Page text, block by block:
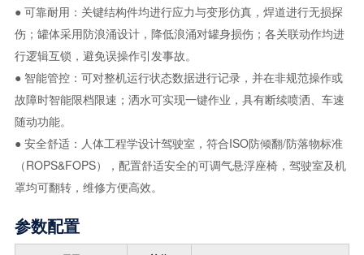
● 可靠耐用：关键结构件均进行应力与变形仿真，焊道进行无损探
伤；罐体采用防浪涌设计，降低浪涌对罐身损伤；各关联动作均进
行逻辑互锁，避免误操作引发事故。
● 智能管控：可对整机运行状态数据进行记录，并在非规范操作或
故障时智能限档限速；洒水可实现一键作业，具有断续喷洒、车速
随动功能。
● 安全舒适：人体工程学设计驾驶室，符合ISO防倾翻/防落物标准
（ROPS&FOPS），配置舒适安全的可调气悬浮座椅，驾驶室及机
罩均可翻转，维修方便高效。
参数配置